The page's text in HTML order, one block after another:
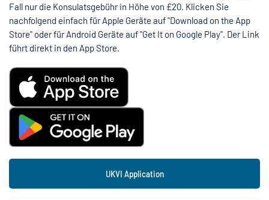
Fall nur die Konsulatsgebühr in Höhe von £20. Klicken Sie
nachfolgend einfach für Apple Geräte auf "Download on the App
Store" oder für Android Geräte auf "Get It on Google Play". Der Link
führt direkt in den App Store.
UKVI Application